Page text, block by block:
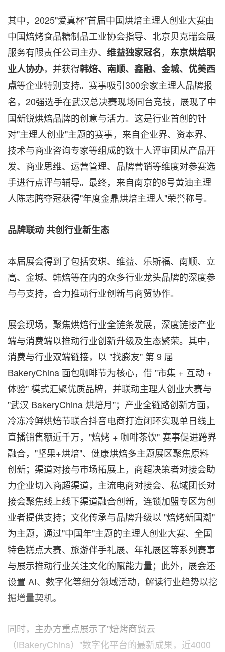
其中，2025"爱真杯"首届中国烘焙主理人创业大赛由
中国焙烤食品糖制品工业协会指导、北京贝克瑞会展
服务有限责任公司主办、 维益独家冠名， 东京烘焙职
业人协办，并获得韩焙、南顺、鑫融、金城、优美西
点等企业特别支持。赛事吸引300余家主理人品牌报
名，20强选手在武汉总决赛现场同台竞技，展现了中
国新锐烘焙品牌的创意与活力。 这是行业首创的针
对"主理人创业"主题的赛事，来自企业界、资本界、
技术与商业咨询专家等组成的数十人评审团从产品开
发、商业思维、运营管理、品牌营销等维度对参赛选
手进行点评与辅导。最终，来自南京的8号黄油主理
人陈志腾夺冠获得"年度金鼎烘焙主理人"荣誉称号。
品牌联动 共创行业新生态
本届展会得到了包括安琪、维益、乐斯福、南顺、立
高、金城、韩焙等在内的众多行业龙头品牌的深度参
与与支持，合力推动行业创新与商贸协作。
展会现场，聚焦烘焙行业全链条发展，深度链接产业
端与消费端以推动行业创新升级及生态繁荣。其中，
消费与行业双端链接，以 "找膨友" 第 9 届
BakeryChina 面包咖啡节为核心，借 "市集 + 互动 +
体验" 模式汇聚优质品牌，并联动主理人创业大赛与
"武汉 BakeryChina 烘焙月"；产业全链路创新方面，
冷冻冷鲜烘焙节联合抖音电商打造闭环实现单日线上
直播销售额近千万，"焙烤 + 咖啡茶饮" 赛事促进跨界
融合，"坚果+烘焙"、健康烘焙多主题展区聚焦原料
创新；渠道对接与市场拓展上，商超决策者对接会助
力企业切入商超渠道，主流电商对接会、私域团长对
接会聚焦线上线下渠道融合创新，连锁加盟专区为创
业者提供支持；文化传承与品牌升级以 "焙烤新国潮"
为主题，通过"中国年"主题的主理人创业大赛、全国
特色糕点大赛、旅游伴手礼展、年礼展区等系列赛事
与展示推动行业关注文化的赋能力量；此外，展会还
设置 AI、数字化等细分领域活动，解读行业趋势以挖
掘增量契机。
同时，主办方重点展示了"焙烤商贸云
（iBakeryChina）"数字化平台的最新成果，近4000